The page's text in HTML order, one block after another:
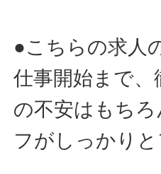
●こちらの求人
仕事開始まで
の不安はもち
フがしっかり